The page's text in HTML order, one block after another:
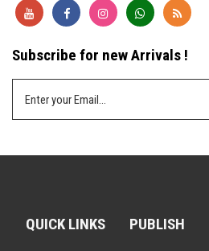
Subscribe for new Arrivals !
QUICK LINKS PUBLISH